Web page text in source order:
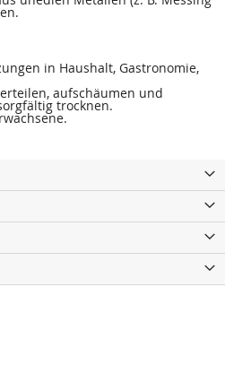
in Haushalt, Gastronomie,
aufschäumen und
trocknen.